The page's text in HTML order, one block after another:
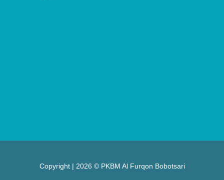
Copyright | 2026 © PKBM Al Furqon Bobotsari